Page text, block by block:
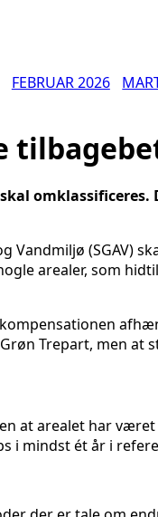
FEBRUAR 2026
Vandmiljø
arealer, som
Trepart, men at
arealet har
mindst ét år i